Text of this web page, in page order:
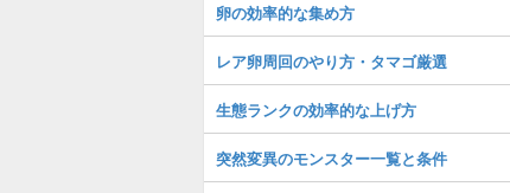
卵の効率的な集め方
レア卵周回のやり方・タマゴ厳選
生態ランクの効率的な上げ方
突然変異のモンスター一覧と条件